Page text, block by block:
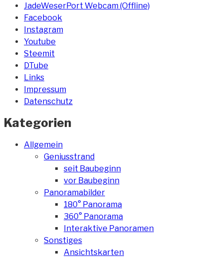
JadeWeserPort Webcam (Offline)
Facebook
Instagram
Youtube
Steemit
DTube
Links
Impressum
Datenschutz
Kategorien
Allgemein
Geniusstrand
seit Baubeginn
vor Baubeginn
Panoramabilder
180° Panorama
360° Panorama
Interaktive Panoramen
Sonstiges
Ansichtskarten